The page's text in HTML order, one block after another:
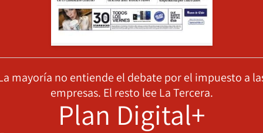
mayoría no entiende el debate por el impuesto a
empresas. El resto lee La Tercera.
Plan Digital+